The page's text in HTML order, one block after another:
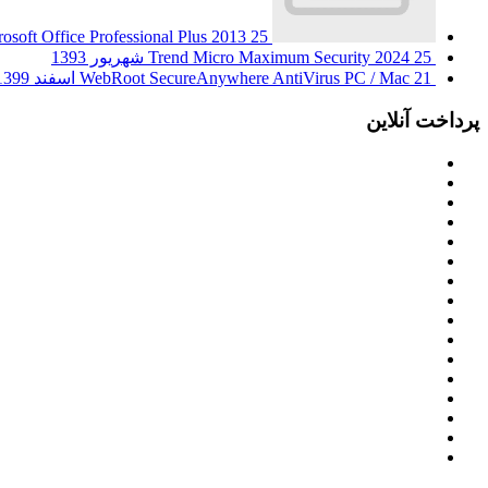
Office Professional Plus 2013 25 شهریور 1393
Trend Micro Maximum Security 2024 25 شهریور 1393
WebRoot SecureAnywhere AntiVirus PC / Mac 21 اسفند 1399
پرداخت آنلاین